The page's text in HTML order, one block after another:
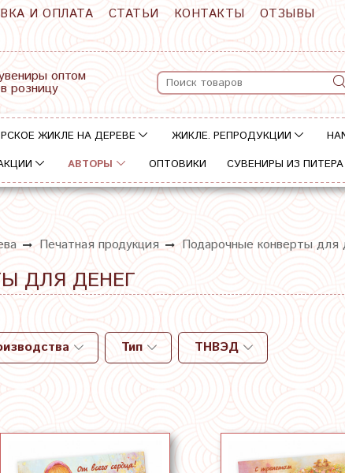
И ОПЛАТА СТАТЬИ КОНТАКТЫ
ОТЗЫВЫ
оптом
розницу
ЖИКЛЕ НА ДЕРЕВЕ ЖИКЛЕ. РЕПРОДУКЦИИ
АВТОРЫ ОПТОВИКИ СУВЕНИРЫ ИЗ ПИТЕРА
Печатная продукция Подарочные конверты для
ДЛЯ ДЕНЕГ
Тип
ТНВЭД